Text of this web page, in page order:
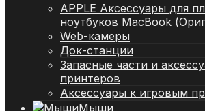
APPLE Аксессуары для
ноутбуков MacBook
Web-камеры
Док-станции
Запасные части и
принтеров
Аксессуары к игровым
Мыши